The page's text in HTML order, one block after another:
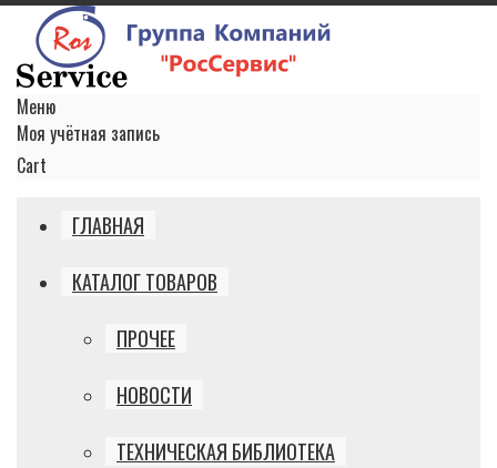
Меню
Моя учётная запись
Cart
ГЛАВНАЯ
КАТАЛОГ ТОВАРОВ
ПРОЧЕЕ
НОВОСТИ
ТЕХНИЧЕСКАЯ БИБЛИОТЕКА